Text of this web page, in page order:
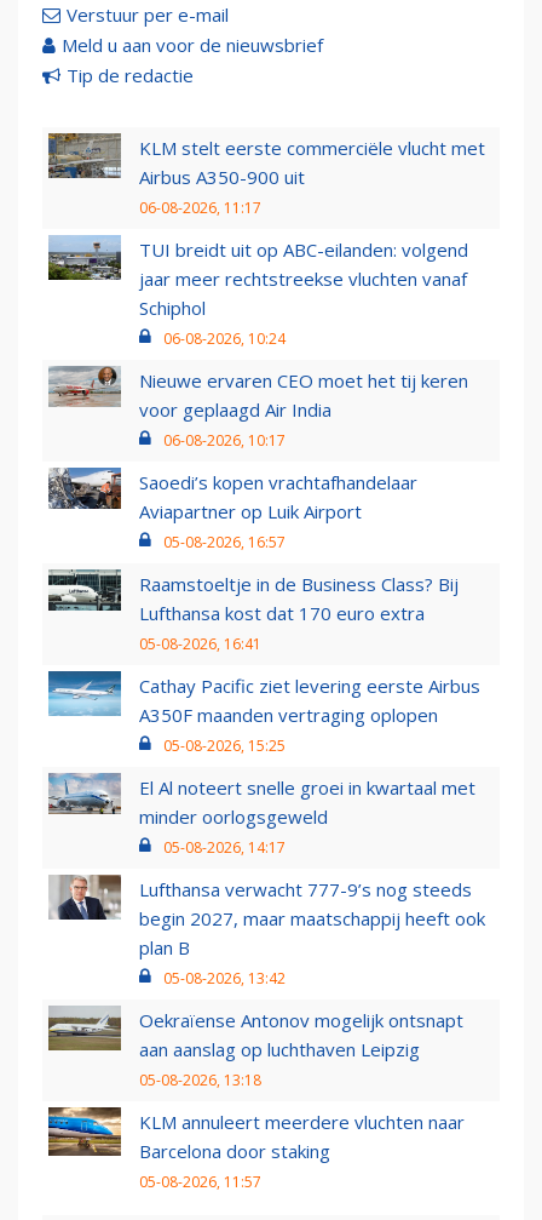
Verstuur per e-mail
Meld u aan voor de nieuwsbrief
Tip de redactie
KLM stelt eerste commerciële vlucht met
Airbus A350-900 uit
06-08-2026, 11:17
TUI breidt uit op ABC-eilanden: volgend
jaar meer rechtstreekse vluchten vanaf
Schiphol
06-08-2026, 10:24
Nieuwe ervaren CEO moet het tij keren
voor geplaagd Air India
06-08-2026, 10:17
Saoedi’s kopen vrachtafhandelaar
Aviapartner op Luik Airport
05-08-2026, 16:57
Raamstoeltje in de Business Class? Bij
Lufthansa kost dat 170 euro extra
05-08-2026, 16:41
Cathay Pacific ziet levering eerste Airbus
A350F maanden vertraging oplopen
05-08-2026, 15:25
El Al noteert snelle groei in kwartaal met
minder oorlogsgeweld
05-08-2026, 14:17
Lufthansa verwacht 777-9’s nog steeds
begin 2027, maar maatschappij heeft ook
plan B
05-08-2026, 13:42
Oekraïense Antonov mogelijk ontsnapt
aan aanslag op luchthaven Leipzig
05-08-2026, 13:18
KLM annuleert meerdere vluchten naar
Barcelona door staking
05-08-2026, 11:57